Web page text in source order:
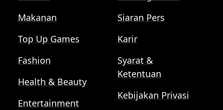
Makanan
Top Up Games
Fashion
Health & Beauty
Entertainment
Siaran Pers
Karir
Syarat &
Ketentuan
Kebijakan Privasi